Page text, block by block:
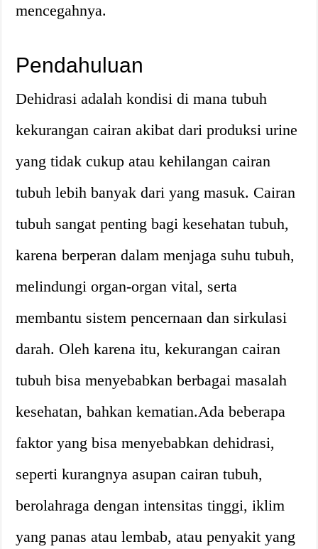
mencegahnya.
Pendahuluan
Dehidrasi adalah kondisi di mana tubuh
kekurangan cairan akibat dari produksi urine
yang tidak cukup atau kehilangan cairan
tubuh lebih banyak dari yang masuk. Cairan
tubuh sangat penting bagi kesehatan tubuh,
karena berperan dalam menjaga suhu tubuh,
melindungi organ-organ vital, serta
membantu sistem pencernaan dan sirkulasi
darah. Oleh karena itu, kekurangan cairan
tubuh bisa menyebabkan berbagai masalah
kesehatan, bahkan kematian.Ada beberapa
faktor yang bisa menyebabkan dehidrasi,
seperti kurangnya asupan cairan tubuh,
berolahraga dengan intensitas tinggi, iklim
yang panas atau lembab, atau penyakit yang